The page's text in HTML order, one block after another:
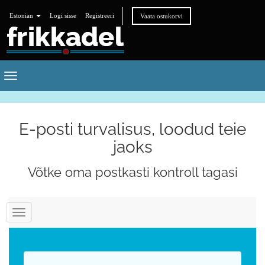
Estonian Logi sisse Registreeri Vaata ostukorvi
Toggle
navigation
E-posti turvalisus, loodud teie
jaoks
Võtke oma postkasti kontroll tagasi
Lülitage
navigeerimine